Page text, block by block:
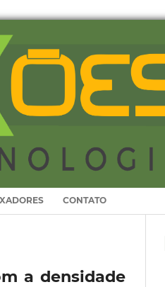
CONTATO
a densidade